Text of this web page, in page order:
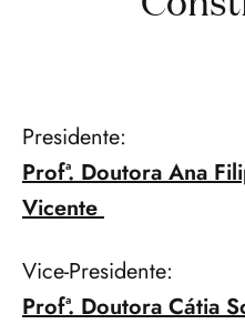
Presidente:
Profª. Doutora Ana
Vicente
Vice-Presidente:
Profª. Doutora Cátia